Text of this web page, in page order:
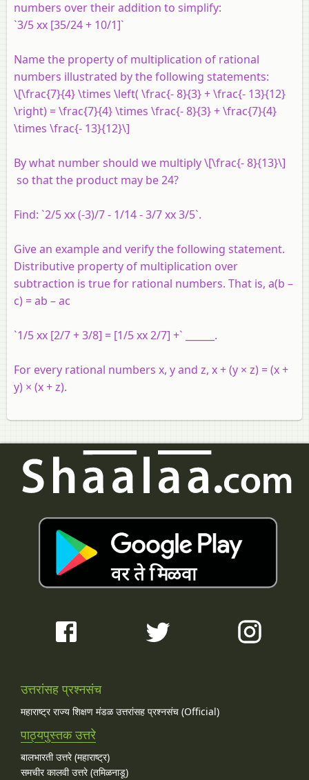
numbers over their addition to simplify:
`3/5 xx [35/24 + 10/1]`
Name the property of multiplication of rational
numbers illustrated by the following statements:
\[\frac{7}{4} \times \left( \frac{- 8}{3} + \frac{- 13}{12}
\right) = \frac{7}{4} \times \frac{- 8}{3} + \frac{7}{4}
\times \frac{- 13}{12}\]
By what number should we multiply \[\frac{- 8}{13}\]
so that the product may be 24?
Find: `2/5 xx (-3)/7 - 1/14 - 3/7 xx 3/5`.
Give an example and verify the following statement.
Distributive property of multiplication over
subtraction is true for rational numbers. That is, a(b –
c) = ab – ac
`1/5 xx [2/7 + 3/8] = [1/5 xx 2/7] +` ______.
For every rational numbers x, y and z, x + (y × z) = (x +
y) × (x + z).
उत्तरांसह प्रश्नसंच
महाराष्ट्र राज्य शिक्षण मंडळ उत्तरांसह प्रश्नसंच (Official)
पाठ्यपुस्तक उत्तरे
बालभारती उत्तरे (महाराष्ट्र)
समचीर कालवी उत्तरे (तमिळनाडू)